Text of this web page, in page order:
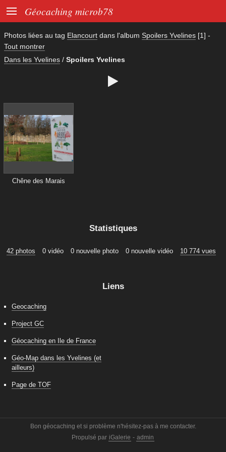
 Géocaching microb78
Photos liées au tag Elancourt dans l'album Spoilers Yvelines [1] -
Tout montrer
Dans les Yvelines / Spoilers Yvelines

Chêne des Marais
Statistiques
42 photos 0 vidéo 0 nouvelle photo 0 nouvelle vidéo 10 774 vues
Liens
Geocaching
Project GC
Géocaching en Ile de France
Géo-Map dans les Yvelines (et
ailleurs)
Page de TOF
Bon géocaching et si problème n'hésitez-pas à me contacter.
Propulsé par iGalerie - admin